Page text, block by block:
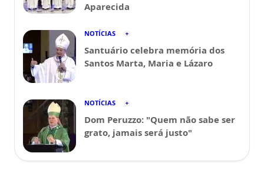
Aparecida
NOTÍCIAS
Santuário celebra memória dos
Santos Marta, Maria e Lázaro
NOTÍCIAS
Dom Peruzzo: "Quem não sabe ser
grato, jamais será justo"